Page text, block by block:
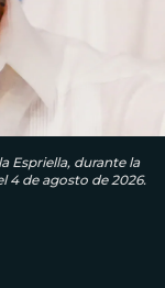
Espriella, durante la
4 de agosto de 2026.